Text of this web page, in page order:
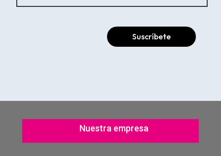
Suscríbete
Nuestra empresa